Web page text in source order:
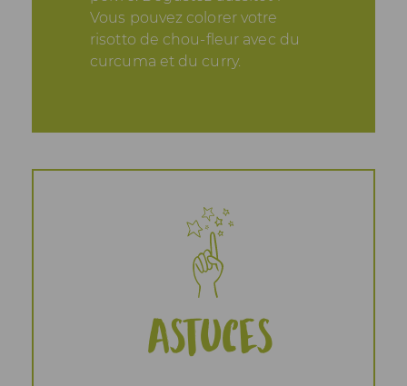
Vous pouvez colorer votre
risotto de chou-fleur avec du
curcuma et du curry.
Astuces